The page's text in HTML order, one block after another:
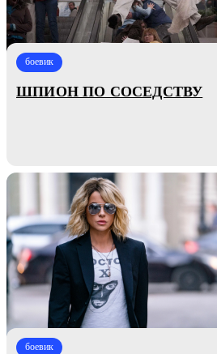
боевик
ШПИОН ПО СОСЕДСТВУ
боевик